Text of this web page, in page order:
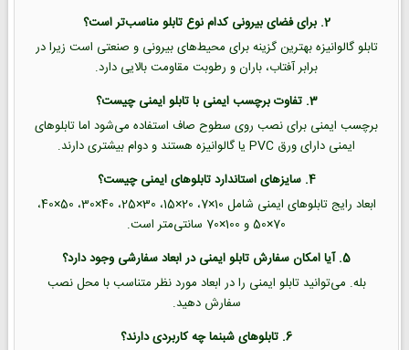
2. برای فضای بیرونی کدام نوع تابلو مناسب‌تر است؟
تابلو گالوانیزه بهترین گزینه برای محیط‌های بیرونی و صنعتی است زیرا در
برابر آفتاب، باران و رطوبت مقاومت بالایی دارد.
3. تفاوت برچسب ایمنی با تابلو ایمنی چیست؟
برچسب ایمنی برای نصب روی سطوح صاف استفاده می‌شود اما تابلوهای
ایمنی دارای ورق PVC یا گالوانیزه هستند و دوام بیشتری دارند.
4. سایزهای استاندارد تابلوهای ایمنی چیست؟
ابعاد رایج تابلوهای ایمنی شامل 10×7، 20×15، 30×25، 40×30، 50×40،
70×50 و 100×70 سانتی‌متر است.
5. آیا امکان سفارش تابلو ایمنی در ابعاد سفارشی وجود دارد؟
بله. می‌توانید تابلو ایمنی را در ابعاد مورد نظر متناسب با محل نصب
سفارش دهید.
6. تابلوهای شبنما چه کاربردی دارند؟